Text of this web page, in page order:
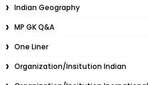
Indian Geography
MP GK Q&A
One Liner
Organization/Insitution Indian